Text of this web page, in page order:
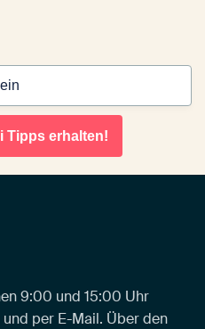
Tipps erhalten!
9:00 und 15:00 Uhr
per E-Mail. Über den